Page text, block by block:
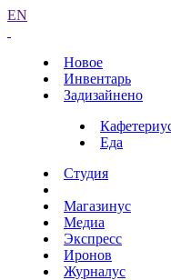
EN
Новое
Инвентарь
Задизайнено
Еда
Студия
Магазинус
Медиа
Экспресс
Иронов
Журналус